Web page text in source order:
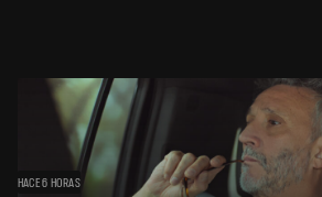
HACE 6 HORAS